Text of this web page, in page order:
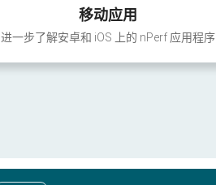
移动应用
进一步了解安卓和 iOS 上的 nPerf 应用程序